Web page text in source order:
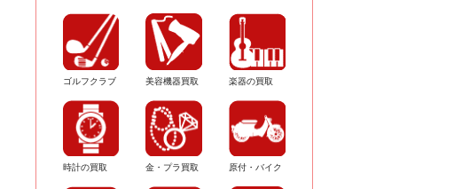
ゴルフクラブ 美容機器買取 楽器の買取
時計の買取 金・プラ買取 原付・バイク